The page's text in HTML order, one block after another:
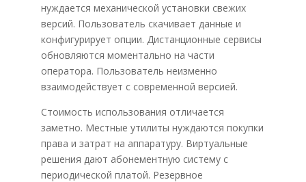
нуждается механической установки свежих
версий. Пользователь скачивает данные и
конфигурирует опции. Дистанционные сервисы
обновляются моментально на части
оператора. Пользователь неизменно
взаимодействует с современной версией.
Стоимость использования отличается
заметно. Местные утилиты нуждаются покупки
права и затрат на аппаратуру. Виртуальные
решения дают абонементную систему с
периодической платой. Резервное